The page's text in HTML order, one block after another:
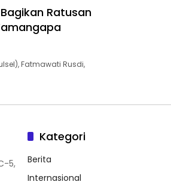
Ratusan
Fatmawati Rusdi,
5,
Kategori
Berita
Internasional